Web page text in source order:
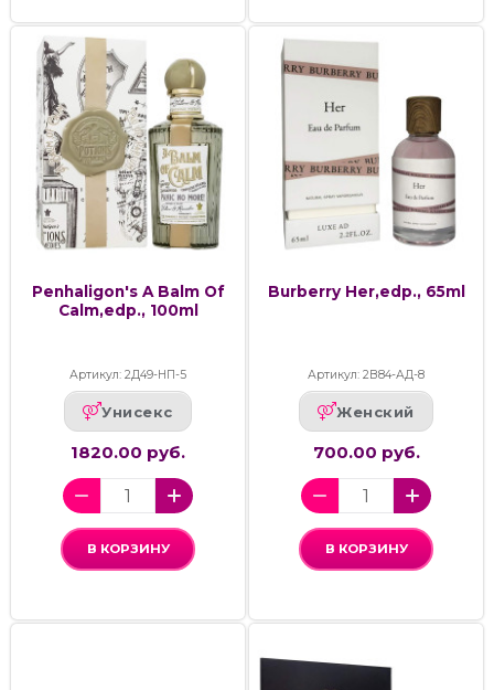
Penhaligon's A Balm Of
Calm,edp., 100ml
Артикул: 2Д49-НП-5
Унисекс
1820.00 руб.
В КОРЗИНУ
Burberry Her,edp., 65ml
Артикул: 2В84-АД-8
Женский
700.00 руб.
В КОРЗИНУ